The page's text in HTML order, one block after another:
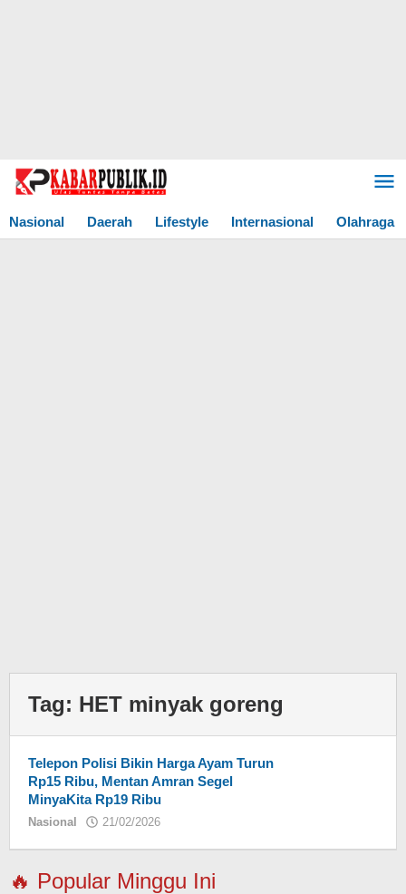
Lewati
Nasional
Daerah Lifestyle Internasional Olahraga
Tag: HET minyak goreng
Telepon Polisi Bikin Harga Ayam Turun
Rp15 Ribu, Mentan Amran Segel
MinyaKita Rp19 Ribu
Nasional 21/02/2026
🔥 Popular Minggu Ini